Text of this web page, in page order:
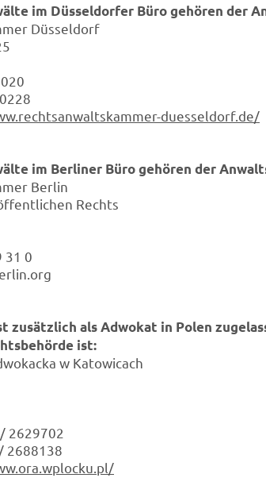
im Düsseldorfer Büro gehören der
Düsseldorf
duesseldorf.de/
im Berliner Büro gehören der
Berlin
Rechts
31 0
zusätzlich als Adwokat in Polen
ist:
w Katowicach
2629702
2688138